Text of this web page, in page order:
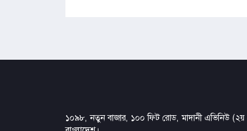
১০৯৮, নতুন বাজার, ১০০ ফিট রোড, মাদানী এভিনিউ (২য়